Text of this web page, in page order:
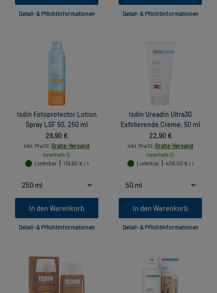
Detail- & Pflichtinformationen Detail- & Pflichtinformationen
Isdin Fotoprotector Lotion
Spray LSF 50, 250 ml
29,90 €
inkl. MwSt. Gratis-Versand
innerhalb D.
Lieferbar
119,60 € / l
In den Warenkorb
Detail- & Pflichtinformationen
Isdin Ureadin Ultra30
Exfolierende Creme, 50 ml
22,90 €
inkl. MwSt. Gratis-Versand
innerhalb D.
Lieferbar
458,00 € / l
In den Warenkorb
Detail- & Pflichtinformationen